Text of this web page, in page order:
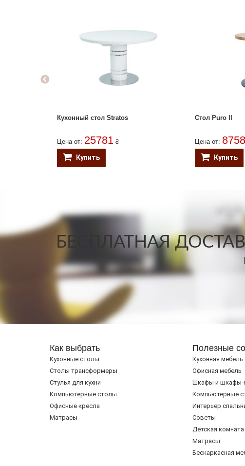
Кухонный стол Stratos
Цена от: 25781 ₴
Купить
Стол Puro II
Цена от: 8758
Купить
БЕСПЛАТНАЯ
Как выбрать
Кухонные столы
Cтолы трансформеры
Стулья для кухни
Компьютерные столы
Офисные кресла
Матрасы
Полезные
Кухонная мебель
Офисная мебель
Шкафы и шкафы-
Компьютерные
Интерьер
Советы
Детская комната
Матрасы
Бескаркасная